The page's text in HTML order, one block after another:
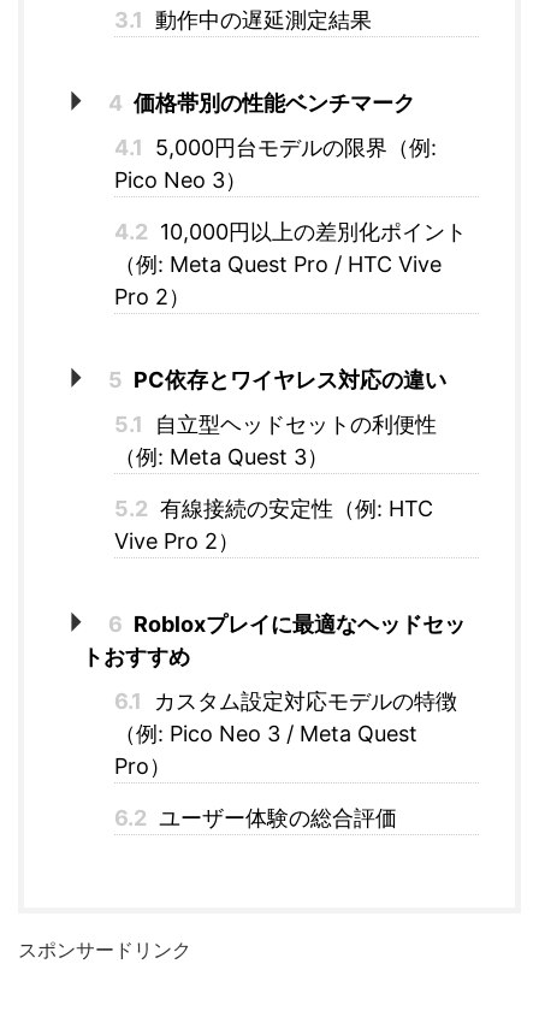
3.1 動作中の遅延測定結果
4 価格帯別の性能ベンチマーク
4.1
5,000円台モデルの限界（例:
Pico Neo 3）
4.2 10,000円以上の差別化ポイント
（例: Meta Quest Pro / HTC Vive
Pro 2）
5 PC依存とワイヤレス対応の違い
5.1
自立型ヘッドセットの利便性
（例: Meta Quest 3）
5.2 有線接続の安定性（例: HTC
Vive Pro 2）
6 Robloxプレイに最適なヘッドセッ
トおすすめ
6.1
カスタム設定対応モデルの特徴
（例: Pico Neo 3 / Meta Quest
Pro）
6.2 ユーザー体験の総合評価
スポンサードリンク